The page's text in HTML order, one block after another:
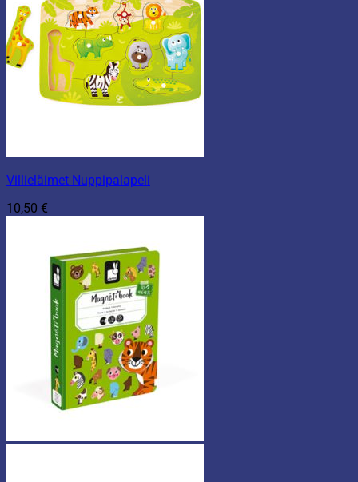
Villieläimet Nuppipalapeli
10,50 €